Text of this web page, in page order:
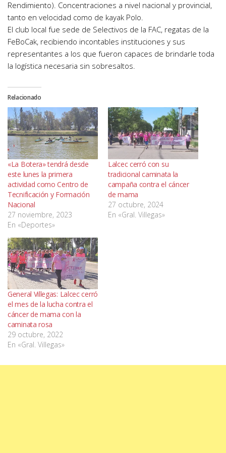
Rendimiento). Concentraciones a nivel nacional y provincial,
tanto en velocidad como de kayak Polo.
El club local fue sede de Selectivos de la FAC, regatas de la
FeBoCak, recibiendo incontables instituciones y sus
representantes a los que fueron capaces de brindarle toda
la logística necesaria sin sobresaltos.
Relacionado
«La Botera» tendrá desde
este lunes la primera
actividad como Centro de
Tecnificación y Formación
Nacional
27 noviembre, 2023
En «Deportes»
Lalcec cerró con su
tradicional caminata la
campaña contra el cáncer
de mama
27 octubre, 2024
En «Gral. Villegas»
General Villegas: Lalcec cerró
el mes de la lucha contra el
cáncer de mama con la
caminata rosa
29 octubre, 2022
En «Gral. Villegas»